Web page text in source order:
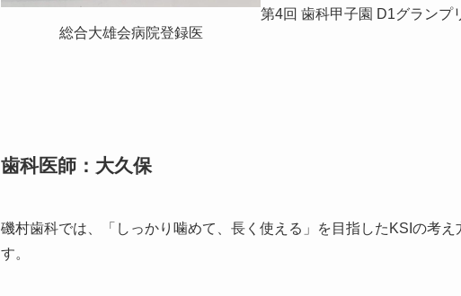
総合大雄会病院登録医
第4回 歯科甲子園 D1グランプ
歯科医師：大久保
磯村歯科では、「しっかり噛めて、長く使える」を目指したKSIの考
す。